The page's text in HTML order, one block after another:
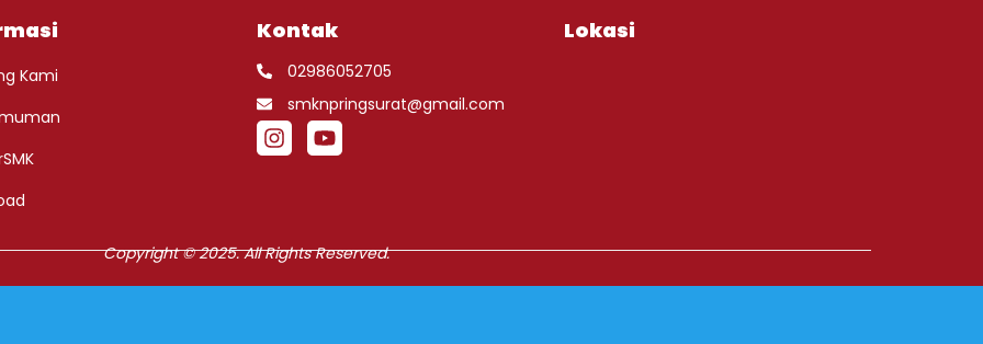
Kami
Kontak
02986052705
smknpringsurat@gmail.com
Lokasi
Copyright © 2025. All Rights Reserved.